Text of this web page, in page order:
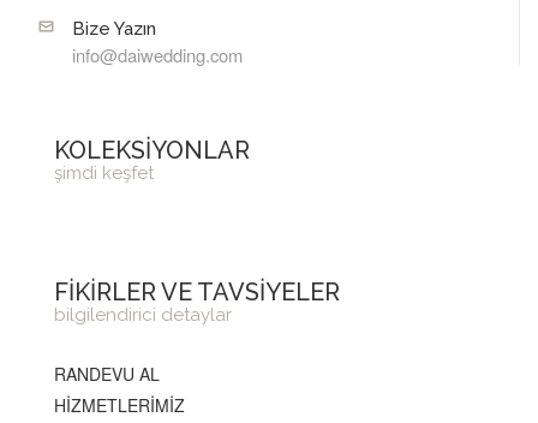
Bize Yazın
info@daiwedding.com
KOLEKSİYONLAR
şimdi keşfet
FİKİRLER VE TAVSİYELER
bilgilendirici detaylar
RANDEVU AL
HİZMETLERİMİZ